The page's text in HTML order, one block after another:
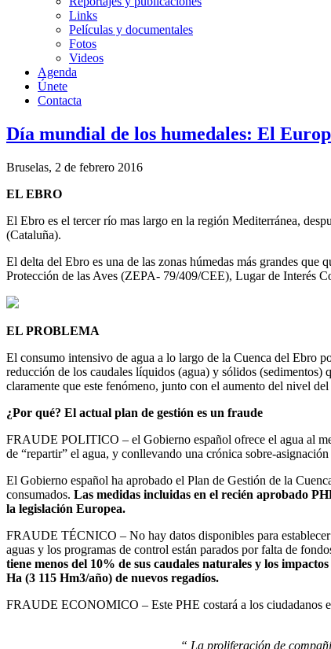
Links
Películas y documentales
Fotos
Videos
Agenda
Únete
Contacta
Día mundial de los humedales: El
Bruselas, 2 de febrero 2016
EL EBRO
El Ebro es el tercer río mas largo en la región Mediterránea,
(Cataluña).
El delta del Ebro es una de las zonas húmedas más grandes
Protección de las Aves (ZEPA- 79/409/CEE), Lugar de Interés
EL PROBLEMA
El consumo intensivo de agua a lo largo de la Cuenca del Ebro
reducción de los caudales líquidos (agua) y sólidos (sedimentos)
claramente que este fenómeno, junto con el aumento del nivel
¿Por qué? El actual plan de gestión es un fraude
FRAUDE POLITICO – el Gobierno español ofrece el agua al
de “repartir” el agua, y conllevando una crónica sobre-asignación
El Gobierno español ha aprobado el Plan de Gestión de la
consumados. Las medidas incluidas en el recién aprobado
la legislación Europea.
FRAUDE TÉCNICO – No hay datos disponibles para
aguas y los programas de control están parados por falta de
tiene menos del 10% de sus caudales naturales y los
Ha (3 115 Hm3/año) de nuevos regadíos.
FRAUDE ECONOMICO – Este PHE costará a los ciudadanos
“ La proliferación de